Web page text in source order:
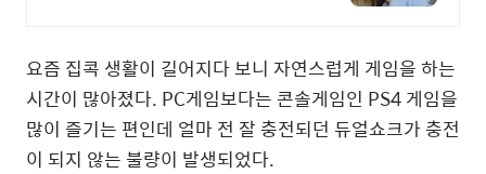
요즘 집콕 생활이 길어지다 보니 자연스럽게 게임을 하는
시간이 많아졌다. PC게임보다는 콘솔게임인 PS4 게임을
많이 즐기는 편인데 얼마 전 잘 충전되던 듀얼쇼크가 충전
이 되지 않는 불량이 발생되었다.